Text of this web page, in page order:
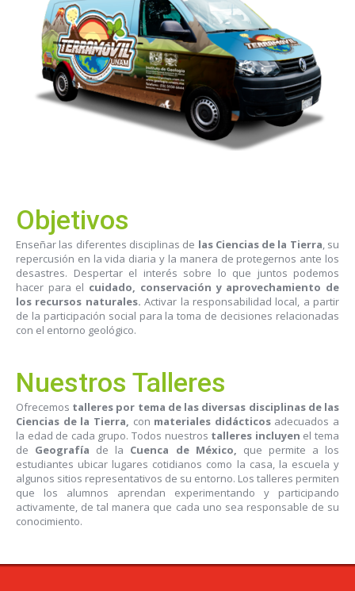
Objetivos
Enseñar las diferentes disciplinas de las Ciencias de la Tierra, su
repercusión en la vida diaria y la manera de protegernos ante los
desastres. Despertar el interés sobre lo que juntos podemos
hacer para el cuidado, conservación y aprovechamiento de
los recursos naturales. Activar la responsabilidad local, a partir
de la participación social para la toma de decisiones relacionadas
con el entorno geológico.
Nuestros Talleres
Ofrecemos talleres por tema de las diversas disciplinas de las
Ciencias de la Tierra, con materiales didácticos adecuados a
la edad de cada grupo. Todos nuestros talleres incluyen el tema
de Geografía de la Cuenca de México, que permite a los
estudiantes ubicar lugares cotidianos como la casa, la escuela y
algunos sitios representativos de su entorno. Los talleres permiten
que los alumnos aprendan experimentando y participando
activamente, de tal manera que cada uno sea responsable de su
conocimiento.